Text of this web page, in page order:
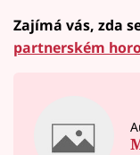
Zajímá vás, zda
partnerském